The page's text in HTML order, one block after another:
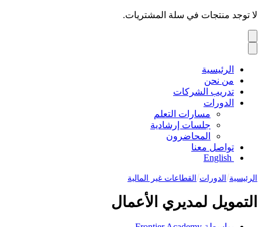
لا توجد منتجات في سلة المشتريات.
الرئيسية
من نحن
تدريب الشركات
الدورات
مسارات التعلم
جلسات إرشادية
المحاضرون
تواصل معنا
English
الرئيسية الدورات القطاعات غير المالية
التمويل لمديري الأعمال